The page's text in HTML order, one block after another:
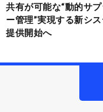
共有が可能な“動的サ
ー管理”実現する新シ
提供開始へ